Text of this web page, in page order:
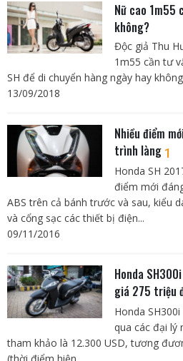
Nữ cao 1m55
không?
Độc giả Thu
1m55 cần tư
SH để di chuyển hàng ngày hay
13/09/2018
Nhiều điểm
trình làng 1
Honda SH
điểm mới
ABS trên cả bánh trước và sau, kiểu
và cổng sạc các thiết bị điện...
09/11/2016
Honda
giá 275 triệu
Honda
qua các đại lý
tham khảo là 12.300 USD, tương